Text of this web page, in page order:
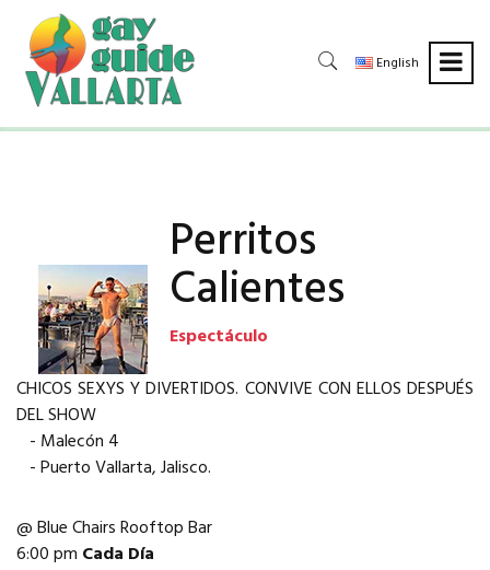
English
Perritos
Calientes
Espectáculo
CHICOS SEXYS Y DIVERTIDOS. CONVIVE CON ELLOS DESPUÉS
DEL SHOW
- Malecón 4
- Puerto Vallarta, Jalisco.
@ Blue Chairs Rooftop Bar
6:00 pm Cada Día